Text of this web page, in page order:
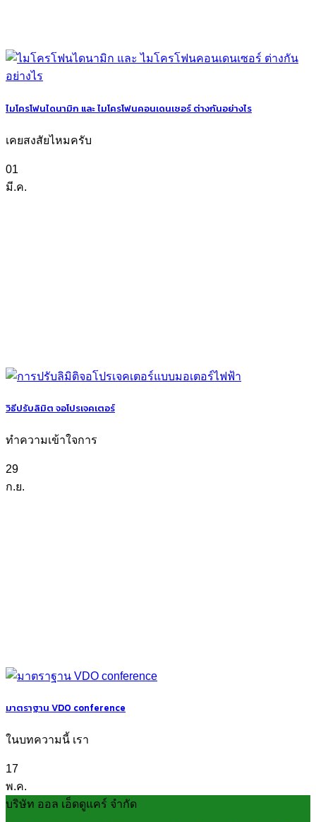
ไมโครโฟนไดนามิก และ ไมโครโฟนคอนเดนเซอร์ ต่างกันอย่างไร
เคยสงสัยไหมครับ
01
มี.ค.
วิธีปรับลิมิต จอโปรเจคเตอร์
ทำความเข้าใจการ
29
ก.ย.
มาตราฐาน VDO conference
ในบทความนี้ เรา
17
พ.ค.
บริษัท ออล เอ็ดดูแคร์ จำกัด